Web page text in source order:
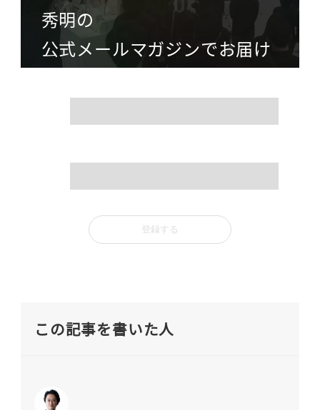
秀明の
公式メールマガジンでお届け
この記事を書いた人